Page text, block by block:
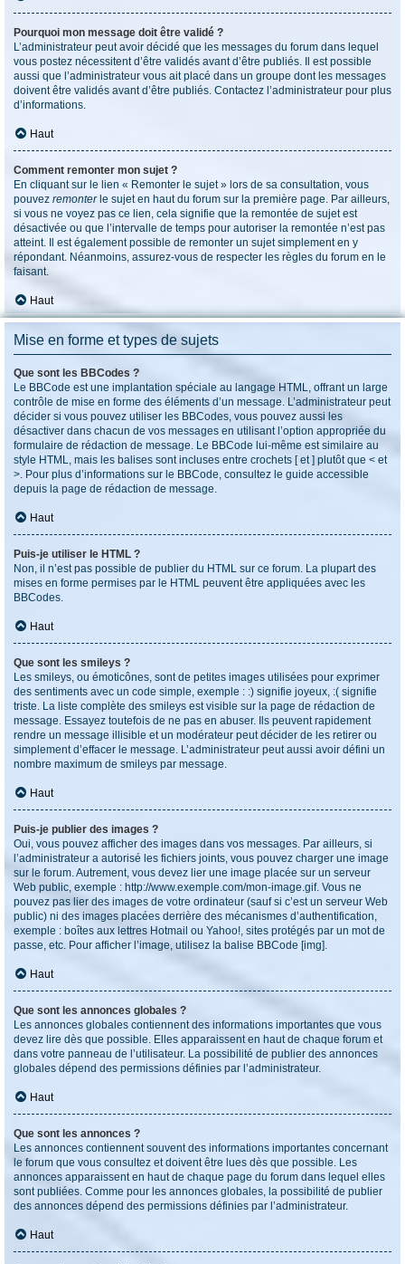
Pourquoi mon message doit être validé ?
L’administrateur peut avoir décidé que les messages du forum dans lequel
vous postez nécessitent d’être validés avant d’être publiés. Il est possible
aussi que l’administrateur vous ait placé dans un groupe dont les messages
doivent être validés avant d’être publiés. Contactez l’administrateur pour plus
d’informations.
Haut
Comment remonter mon sujet ?
En cliquant sur le lien « Remonter le sujet » lors de sa consultation, vous
pouvez remonterle sujet en haut du forum sur la première page. Par ailleurs,
si vous ne voyez pas ce lien, cela signifie que la remontée de sujet est
désactivée ou que l’intervalle de temps pour autoriser la remontée n’est pas
atteint. Il est également possible de remonter un sujet simplement en y
répondant. Néanmoins, assurez-vous de respecter les règles du forum en le
faisant.
Haut
Mise en forme et types de sujets
Que sont les BBCodes ?
Le BBCode est une implantation spéciale au langage HTML, offrant un large
contrôle de mise en forme des éléments d’un message. L’administrateur peut
décider si vous pouvez utiliser les BBCodes, vous pouvez aussi les
désactiver dans chacun de vos messages en utilisant l’option appropriée du
formulaire de rédaction de message. Le BBCode lui-même est similaire au
style HTML, mais les balises sont incluses entre crochets [ et ] plutôt que < et
>. Pour plus d’informations sur le BBCode, consultez le guide accessible
depuis la page de rédaction de message.
Haut
Puis-je utiliser le HTML ?
Non, il n’est pas possible de publier du HTML sur ce forum. La plupart des
mises en forme permises par le HTML peuvent être appliquées avec les
BBCodes.
Haut
Que sont les smileys ?
Les smileys, ou émoticônes, sont de petites images utilisées pour exprimer
des sentiments avec un code simple, exemple : :) signifie joyeux, :( signifie
triste. La liste complète des smileys est visible sur la page de rédaction de
message. Essayez toutefois de ne pas en abuser. Ils peuvent rapidement
rendre un message illisible et un modérateur peut décider de les retirer ou
simplement d’effacer le message. L’administrateur peut aussi avoir défini un
nombre maximum de smileys par message.
Haut
Puis-je publier des images ?
Oui, vous pouvez afficher des images dans vos messages. Par ailleurs, si
l’administrateur a autorisé les fichiers joints, vous pouvez charger une image
sur le forum. Autrement, vous devez lier une image placée sur un serveur
Web public, exemple : http://www.exemple.com/mon-image.gif. Vous ne
pouvez pas lier des images de votre ordinateur (sauf si c’est un serveur Web
public) ni des images placées derrière des mécanismes d’authentification,
exemple : boîtes aux lettres Hotmail ou Yahoo!, sites protégés par un mot de
passe, etc. Pour afficher l’image, utilisez la balise BBCode [img].
Haut
Que sont les annonces globales ?
Les annonces globales contiennent des informations importantes que vous
devez lire dès que possible. Elles apparaissent en haut de chaque forum et
dans votre panneau de l’utilisateur. La possibilité de publier des annonces
globales dépend des permissions définies par l’administrateur.
Haut
Que sont les annonces ?
Les annonces contiennent souvent des informations importantes concernant
le forum que vous consultez et doivent être lues dès que possible. Les
annonces apparaissent en haut de chaque page du forum dans lequel elles
sont publiées. Comme pour les annonces globales, la possibilité de publier
des annonces dépend des permissions définies par l’administrateur.
Haut